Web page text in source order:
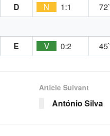
D N 1:1
72`
E V 0:2 45`
Article Suivant
António Silva